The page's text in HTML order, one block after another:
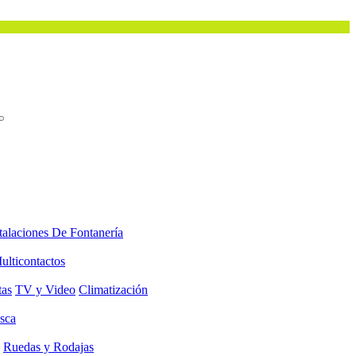
De Fontanería
TV y Video Climatización
Ruedas y Rodajas